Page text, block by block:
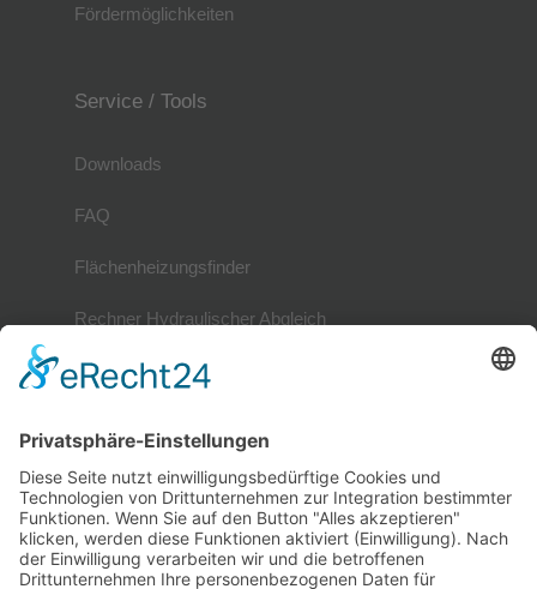
Fördermöglichkeiten
Service / Tools
Downloads
FAQ
Flächenheizungsfinder
Rechner Hydraulischer Abgleich
Mitglieder
Mitgliederverzeichnis
Referenzobjekte